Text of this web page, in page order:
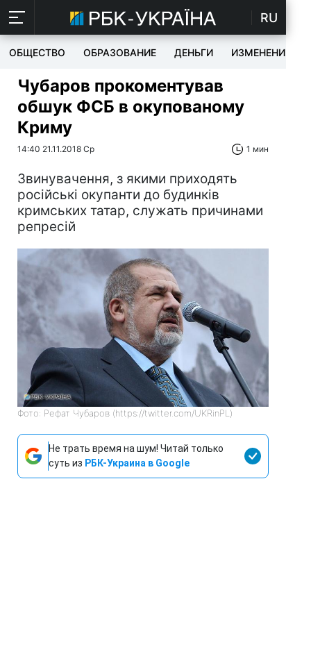
RU
ОБЩЕСТВО ОБРАЗОВАНИЕ ДЕНЬГИ ИЗМЕНЕНИЯ
Чубаров прокоментував
обшук ФСБ в окупованому
Криму
14:40 21.11.2018 Ср 1 мин
Звинувачення, з якими приходять
російські окупанти до будинків
кримських татар, служать причинами
репресій
Фото: Рефат Чубаров (https://twitter.com/UKRinPL)
Не трать время на шум! Читай только
суть из РБК-Украина в Google